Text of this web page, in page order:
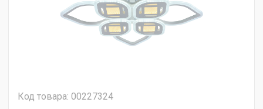
Код товара: 00227324